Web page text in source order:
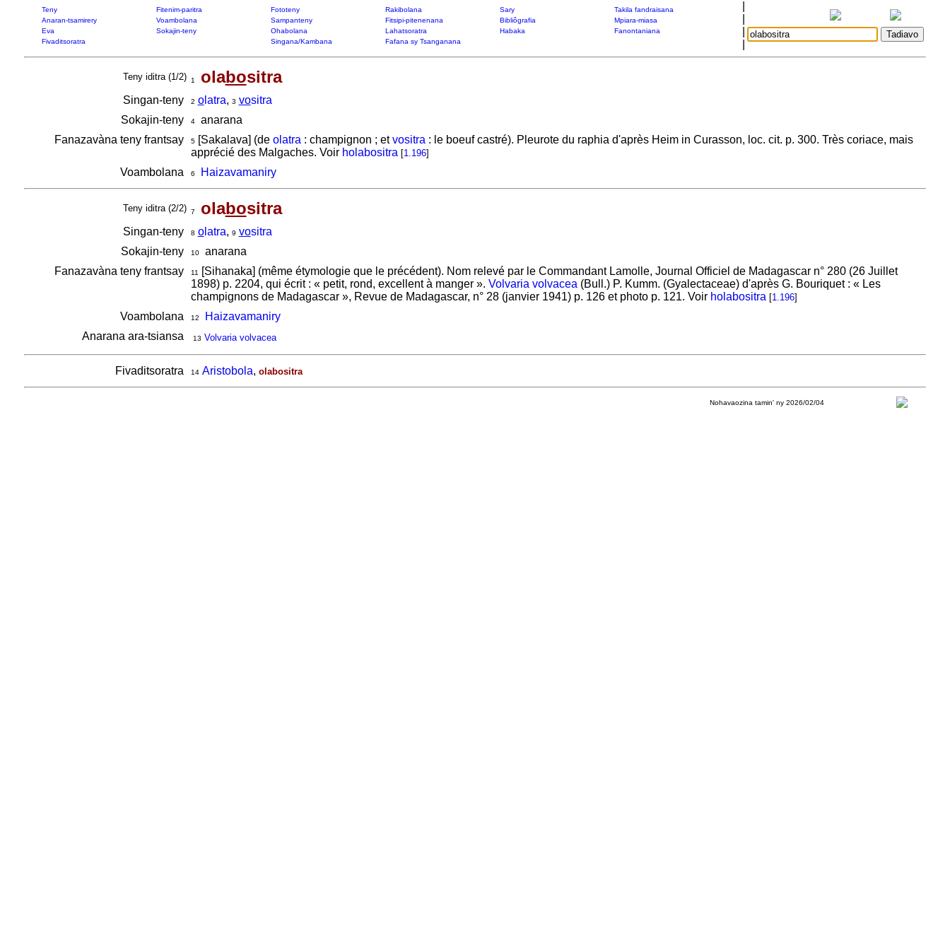
Teny Fitenim-paritra Fototeny Rakibolana Sary
Takila fandraisana
Anaran-tsamirery
Voambolana Sampanteny Fitsipi-pitenenana Bibliôgrafia
Mpiara-miasa
Eva
Sokajin-teny Ohabolana Lahatsoratra Habaka
Fanontaniana
Fivaditsoratra
Singana/Kambana Fafana sy Tsanganana
Teny iditra (1/2) 1 olabositra
Singan-teny 2 olatra, 3 vositra
Sokajin-teny
4anarana
Fanazavàna teny frantsay
5[Sakalava] (de olatra : champignon ; etvositra : le boeuf castré). Pleurote du raphia d'après Heim in Curasson, loc. cit. p. 300. Très coriace, mais
apprécié des Malgaches. Voir holabositra [1.196]
Voambolana 6 Haizavamaniry
Teny iditra (2/2) 7 olabositra
Singan-teny 8 olatra, 9 vositra
Sokajin-teny
10anarana
Fanazavàna teny frantsay
11
[Sihanaka] (même étymologie que le précédent). Nom relevé par le Commandant Lamolle, Journal Officiel de Madagascar n° 280 (26 Juillet
1898) p. 2204, qui écrit : « petit, rond, excellent à manger ». Volvaria volvacea (Bull.) P. Kumm. (Gyalectaceae) d'après G. Bouriquet : « Les
champignons de Madagascar », Revue de Madagascar, n° 28 (janvier 1941) p. 126 et photo p. 121. Voir holabositra [1.196]
Voambolana 12
Haizavamaniry
Anarana ara-tsiansa
13 Volvaria volvacea
Fivaditsoratra 14 Aristobola, olabositra
Nohavaozina tamin' ny 2026/02/04